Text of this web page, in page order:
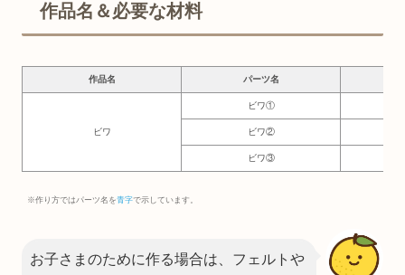
作品名＆必要な材料
作品名 パーツ名
ビワ
ビワ①
ビワ②
ビワ③
※作り方ではパーツ名を青字で示しています。
お子さまのために作る場合は、フェルトや